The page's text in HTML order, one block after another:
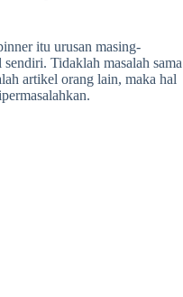
itu urusan masing-
Tidaklah masalah sama
artikel orang lain, maka hal